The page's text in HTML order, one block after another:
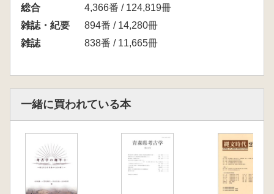
総合
4,366番 / 124,819冊
雑誌・紀要
894番 / 14,280冊
雑誌
838番 / 11,665冊
一緒に買われている本